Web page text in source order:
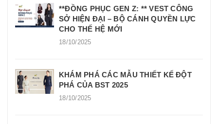
**ĐỒNG PHỤC GEN Z: ** VEST CÔNG
SỞ HIỆN ĐẠI – BỘ CÁNH QUYỀN LỰC
CHO THẾ HỆ MỚI
18/10/2025
KHÁM PHÁ CÁC MẪU THIẾT KẾ ĐỘT
PHÁ CỦA BST 2025
18/10/2025